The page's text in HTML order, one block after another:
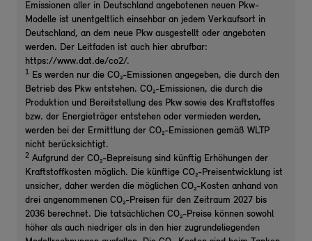
Emissionen aller in Deutschland angebotenen neuen Pkw-
Modelle ist unentgeltlich einsehbar an jedem Verkaufsort in
Deutschland, an dem neue Pkw ausgestellt oder angeboten
werden. Der Leitfaden ist auch hier abrufbar:
https://www.dat.de/co2/.
1 Es werden nur die CO₂-Emissionen angegeben, die durch den
Betrieb des Pkw entstehen. CO₂-Emissionen, die durch die
Produktion und Bereitstellung des Pkw sowie des Kraftstoffes
bzw. der Energieträger entstehen oder vermieden werden,
werden bei der Ermittlung der CO₂-Emissionen gemäß WLTP
nicht berücksichtigt.
2 Aufgrund der CO₂-Bepreisung sind künftig Erhöhungen der
Kraftstoffkosten möglich. Die künftige CO₂-Preisentwicklung ist
unsicher, daher werden die möglichen CO₂-Kosten anhand von
drei angenommenen CO₂-Preisen für den Zeitraum 2027 bis
2036 berechnet. Die tatsächlichen CO₂-Preise können sowohl
höher als auch niedriger als in den hier zugrundeliegenden